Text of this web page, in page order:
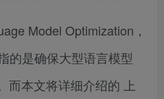
Model Optimization，
的是确保大型语言模型
而本文将详细介绍的 上